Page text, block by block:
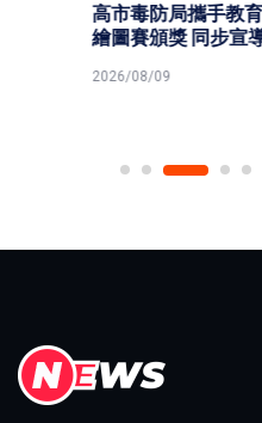
高市毒防局攜手教育局、高
繪圖賽頒獎 同步宣導新興毒
2026/08/09